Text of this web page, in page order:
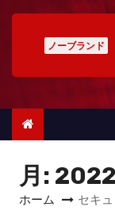
ノーブランド
月:
ホーム セキ